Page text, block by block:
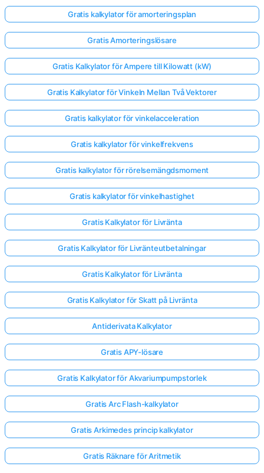
Gratis kalkylator för amorteringsplan
Gratis Amorteringslösare
Gratis Kalkylator för Ampere till Kilowatt (kW)
Gratis Kalkylator för Vinkeln Mellan Två Vektorer
Gratis kalkylator för vinkelacceleration
Gratis kalkylator för vinkelfrekvens
Gratis kalkylator för rörelsemängdsmoment
Gratis kalkylator för vinkelhastighet
Gratis Kalkylator för Livränta
Gratis Kalkylator för Livränteutbetalningar
Gratis Kalkylator för Livränta
Gratis Kalkylator för Skatt på Livränta
Antiderivata Kalkylator
Gratis APY-lösare
Gratis Kalkylator för Akvariumpumpstorlek
Gratis Arc Flash-kalkylator
Gratis Arkimedes princip kalkylator
Gratis Räknare för Aritmetik